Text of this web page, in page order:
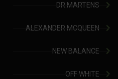
DR.MARTENS
ALEXANDER MCQUEEN
NEW BALANCE
OFF WHITE